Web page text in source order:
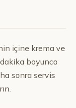
içine krema ve
boyunca
sonra servis